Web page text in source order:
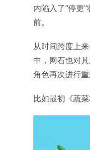
内陷入了“停更
前。
从时间跨度上
中，网石也对
角色再次进行重
比如最初《蔬